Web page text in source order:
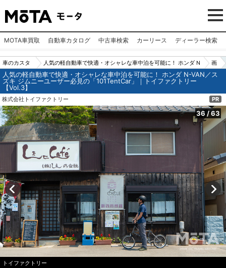
MOTA車買取 自動車カタログ 中古車検索 カーリース ディーラー検索
車のカスタ
ムパーツ
（カー用
品）
人気の軽自動車で快適・オシャレな車中泊を可能に！ ホンダ N
-VAN／スズキ ジムニーユーザー必見の「101TentCar」｜トイ
画
像
o.
36
人気の軽自動車で快適・オシャレな車中泊を可能に！ ホンダ N-VAN／ス
ズキ ジムニーユーザー必見の「101TentCar」｜トイファクトリー
【Vol.3】
株式会社トイファクトリー PR
36 /63
トイファクトリー